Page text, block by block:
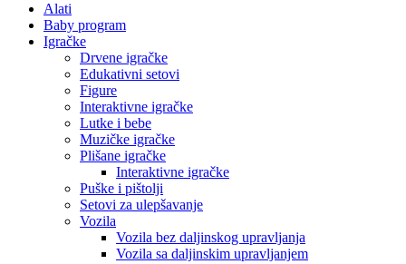
Alati
Baby program
Igračke
Drvene igračke
Edukativni setovi
Figure
Interaktivne igračke
Lutke i bebe
Muzičke igračke
Plišane igračke
Interaktivne igračke
Puške i pištolji
Setovi za ulepšavanje
Vozila
Vozila bez daljinskog upravljanja
Vozila sa daljinskim upravljanjem